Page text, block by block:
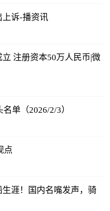
上诉-播资讯
注册资本50万人民币|微
单（2026/2/3）
点
涯！国内名嘴发声，骑